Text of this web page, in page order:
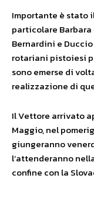
Importante è stato
particolare Barbara
Bernardini e
rotariani pistoiesi
sono emerse di
realizzazione di
Il Vettore arrivato
Maggio, nel
giungeranno
l’attenderanno
confine con la